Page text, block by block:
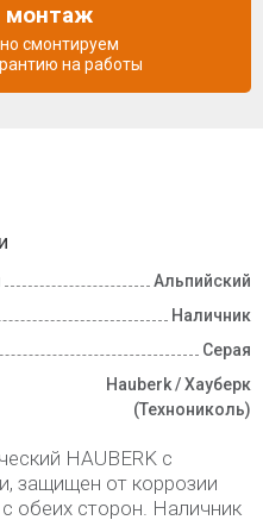
Альпийский
Наличник
Серая
Hauberk / Хауберк
(Технониколь)
HAUBERK с
защищен от коррозии
обеих сторон. Наличник
монтаж
смонтируем
на работы